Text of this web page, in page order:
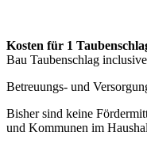
Kosten für 1
Bau Taubenschlag
Betreuungs- und
Bisher sind keine
und Kommunen im